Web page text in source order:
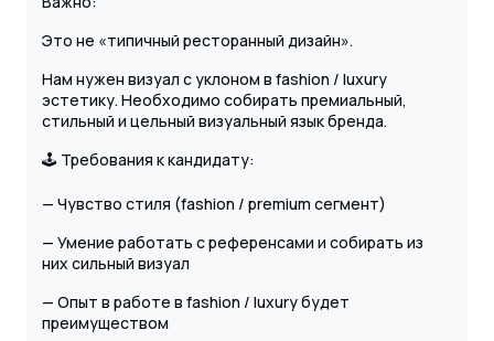
Это не «типичный ресторанный дизайн».
Нам нужен визуал с уклоном в fashion / luxury
эстетику. Необходимо собирать премиальный,
стильный и цельный визуальный язык бренда.
🕹 Требования к кандидату:
— Чувство стиля (fashion / premium сегмент)
— Умение работать с референсами и собирать из
них сильный визуал
— Опыт в работе в fashion / luxury будет
преимуществом